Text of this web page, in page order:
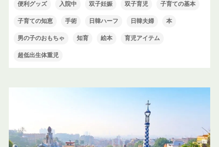
便利グッズ 入院中 双子妊娠 双子育児 子育ての基本
子育ての知恵 手術 日韓ハーフ 日韓夫婦 本
男の子のおもちゃ 知育 絵本 育児アイテム
超低出生体重児